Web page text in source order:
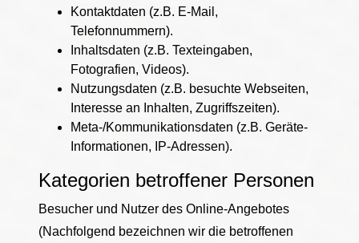
Kontaktdaten (z.B. E-Mail,
Telefonnummern).
Inhaltsdaten (z.B. Texteingaben,
Fotografien, Videos).
Nutzungsdaten (z.B. besuchte Webseiten,
Interesse an Inhalten, Zugriffszeiten).
Meta-/Kommunikationsdaten (z.B. Geräte-
Informationen, IP-Adressen).
Kategorien betroffener Personen
Besucher und Nutzer des Online-Angebotes
(Nachfolgend bezeichnen wir die betroffenen